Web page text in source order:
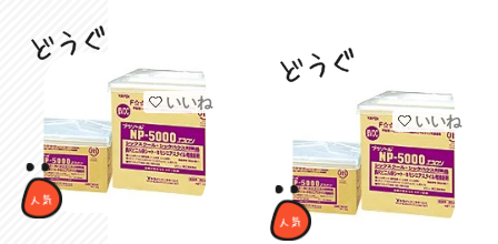
いいね
いいね